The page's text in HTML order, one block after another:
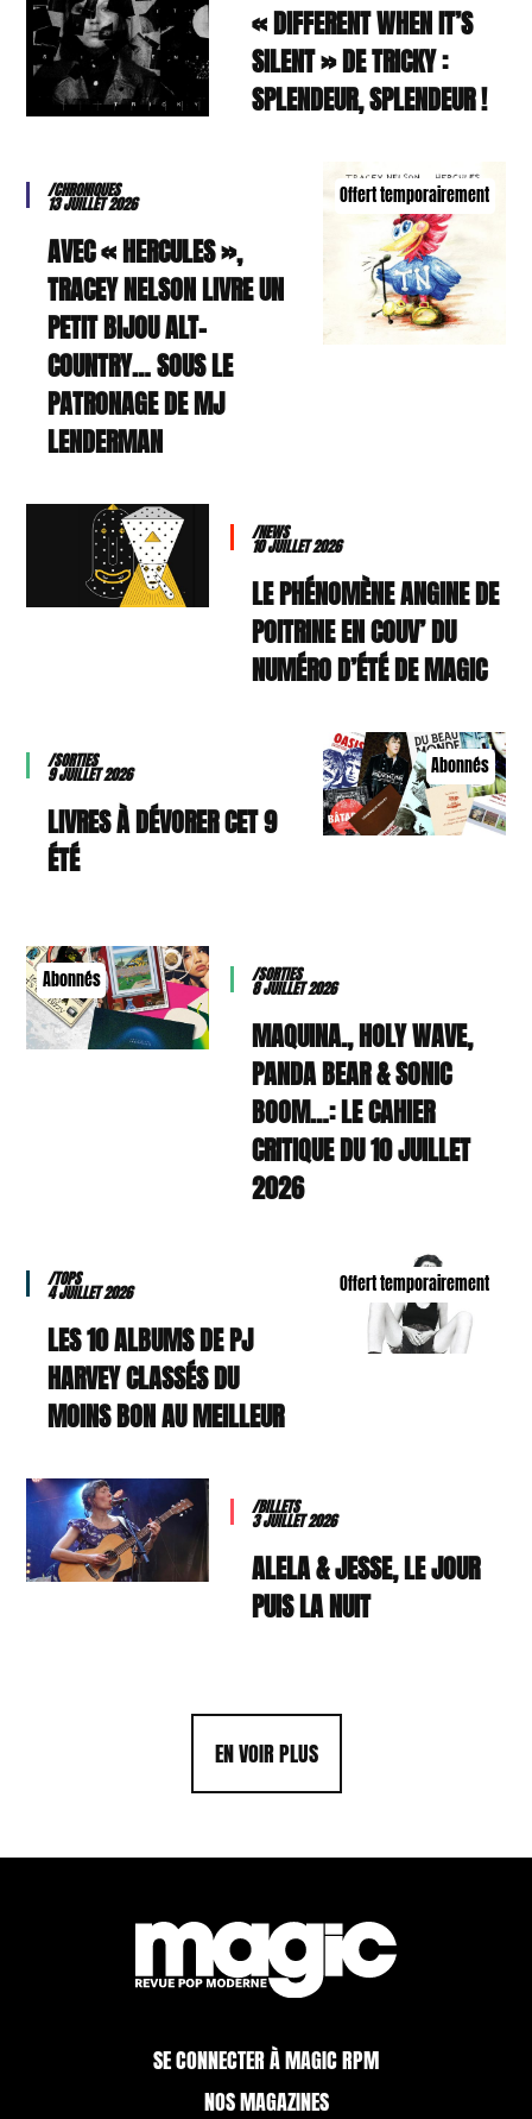
« DIFFERENT WHEN IT’S
SILENT » DE TRICKY :
SPLENDEUR, SPLENDEUR !
Offert temporairement
/CHRONIQUES
13 JUILLET 2026
AVEC « HERCULES »,
TRACEY NELSON LIVRE UN
PETIT BIJOU ALT-
COUNTRY… SOUS LE
PATRONAGE DE MJ
LENDERMAN
/NEWS
10 JUILLET 2026
LE PHÉNOMÈNE ANGINE DE
POITRINE EN COUV’ DU
NUMÉRO D’ÉTÉ DE MAGIC
Abonnés
/SORTIES
9 JUILLET 2026
9 LIVRES À DÉVORER CET
ÉTÉ
Abonnés /SORTIES
8 JUILLET 2026
MAQUINA., HOLY WAVE,
PANDA BEAR & SONIC
BOOM…: LE CAHIER
CRITIQUE DU 10 JUILLET
2026
Offert temporairement
/TOPS
4 JUILLET 2026
LES 10 ALBUMS DE PJ
HARVEY CLASSÉS DU
MOINS BON AU MEILLEUR
/BILLETS
3 JUILLET 2026
ALELA & JESSE, LE JOUR
PUIS LA NUIT
EN VOIR PLUS
SE CONNECTER À MAGIC RPM
NOS MAGAZINES